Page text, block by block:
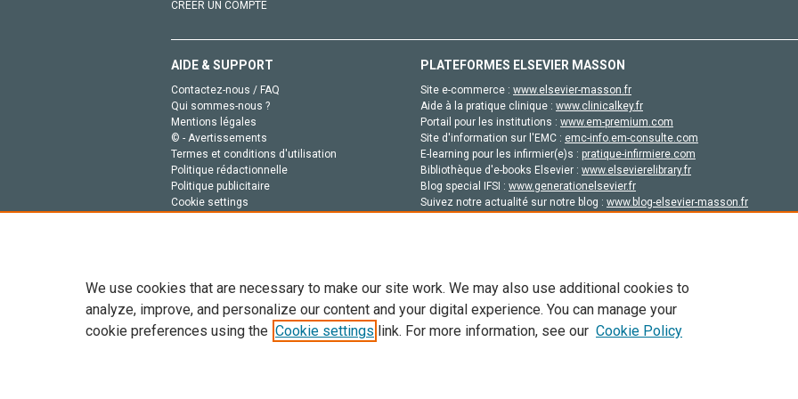
CRÉER UN COMPTE
AIDE & SUPPORT
Contactez-nous / FAQ
Qui sommes-nous ?
Mentions légales
© - Avertissements
Termes et conditions d'utilisation
Politique rédactionnelle
Politique publicitaire
Cookie settings
PLATEFORMES ELSEVIER MASSON
Site e-commerce : www.elsevier-masson.fr
Aide à la pratique clinique : www.clinicalkey.fr
Portail pour les institutions : www.em-premium.com
Site d'information sur l'EMC : emc-info.em-consulte.com
E-learning pour les infirmier(e)s : pratique-infirmiere.com
Bibliothèque d'e-books Elsevier : www.elsevierelibrary.fr
Blog special IFSI : www.generationelsevier.fr
Suivez notre actualité sur notre blog : www.blog-elsevier-masson.fr
Tout le contenu de ce site: Copyright © 2026 Elsevier, ses concédants de licence et ses contributeurs. Tout les droits sont réservés,
de données, a la formation en IA et aux technologies similaires. Pour tout contenu en libre accès, les conditions de licence
We use cookies that are necessary to make our site work. We may also use additional cookies to
analyze, improve, and personalize our content and your digital experience. You can manage your
cookie preferences using the Cookie settings link. For more information, see our Cookie Policy